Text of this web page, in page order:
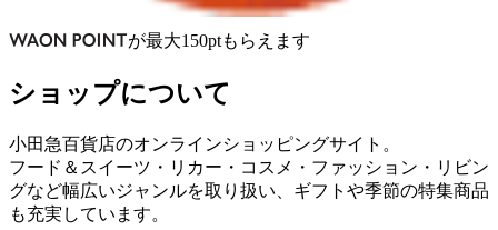
が最大150ptもらえます
ショップについて
小田急百貨店のオンラインショッピングサイト。
フード＆スイーツ・リカー・コスメ・ファッション・リビン
グなど幅広いジャンルを取り扱い、ギフトや季節の特集商品
も充実しています。